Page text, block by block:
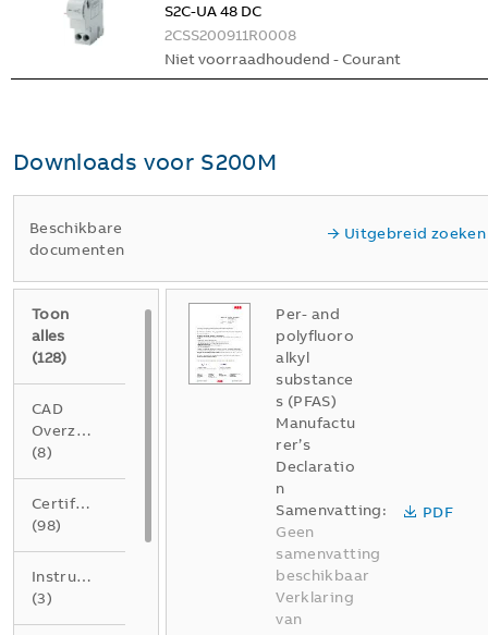
S2C-UA 48 DC
2CSS200911R0008
Niet voorraadhoudend - Courant
Downloads voor S200M
Beschikbare
documenten
Uitgebreid zoeken
Toon
alles
(128)
CAD
Overzichtstekening
(8)
Certificaat
(98)
Instructie
(3)
Per- and
polyfluoro
alkyl
substance
s (PFAS)
Manufactu
rer’s
Declaratio
n
Samenvatting:
Geen
samenvatting
beschikbaar
Verklaring
van
PDF